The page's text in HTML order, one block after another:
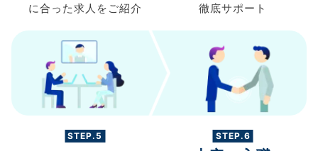
に合った求人を ご紹介
徹底サポート
STEP.5 STEP.6